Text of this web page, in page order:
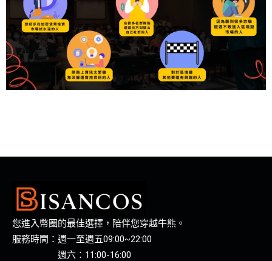
您進入幣圈的最佳選擇，陪伴您穿越牛熊。
服務時間：週一至週五09:00~22:00
週六：11:00-16:00